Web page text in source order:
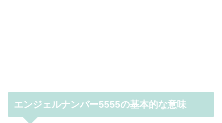
エンジェルナンバー5555の基本的な意味